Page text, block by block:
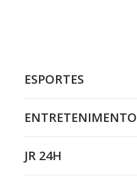
ESPORTES
ENTRETENIMENTO
JR 24H